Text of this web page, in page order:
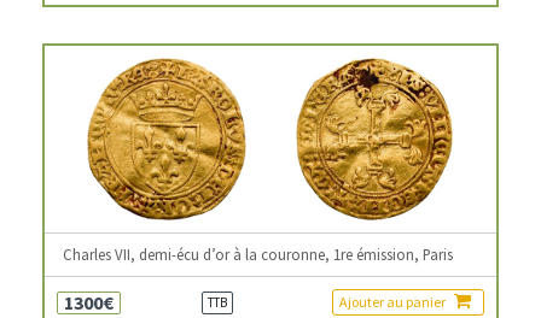
Charles VII, demi-écu d’or à la couronne, 1re émission, Paris
1300€ TTB Ajouter au panier